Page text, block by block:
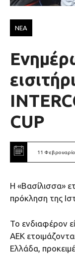
ΝΕΑ
CUP
11
H «Βασίλισσα»
πρόκληση της
Το ενδιαφέρον
ΑΕΚ
Ελλάδα,